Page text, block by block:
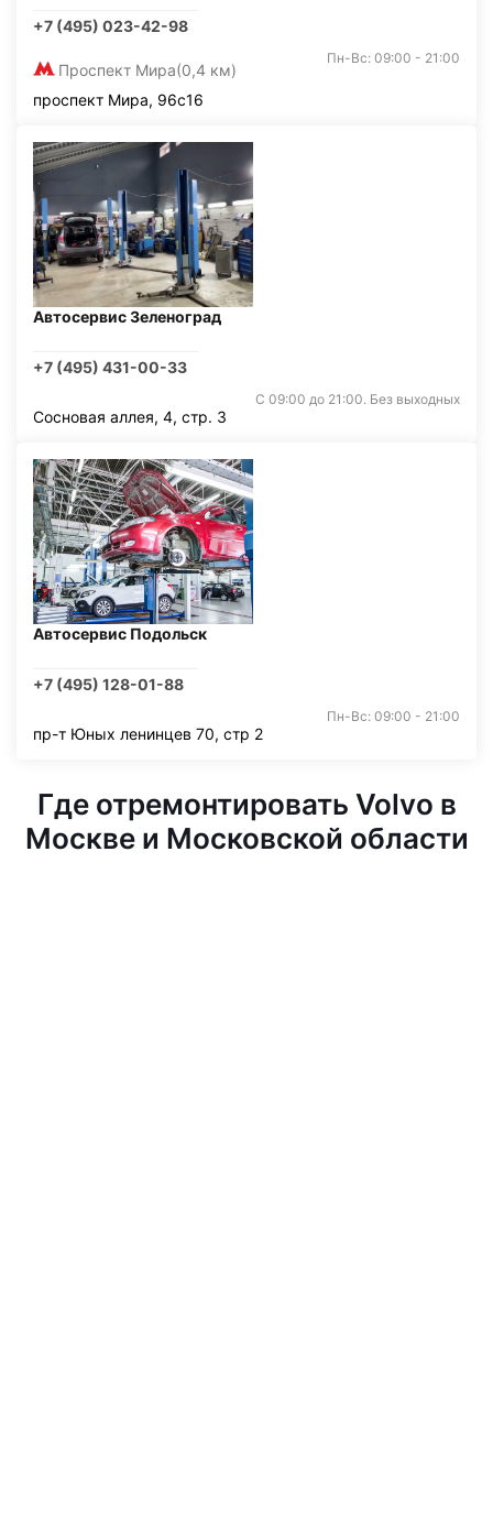
+7 (495) 023-42-98
Проспект Мира(0,4 км)
Пн-Вс: 09:00 - 21:00
проспект Мира, 96с16
Автосервис Зеленоград
+7 (495) 431-00-33
С 09:00 до 21:00. Без выходных
Сосновая аллея, 4, стр. 3
Автосервис Подольск
+7 (495) 128-01-88
Пн-Вс: 09:00 - 21:00
пр-т Юных ленинцев 70, стр 2
Где отремонтировать Volvo в
Москве и Московской области